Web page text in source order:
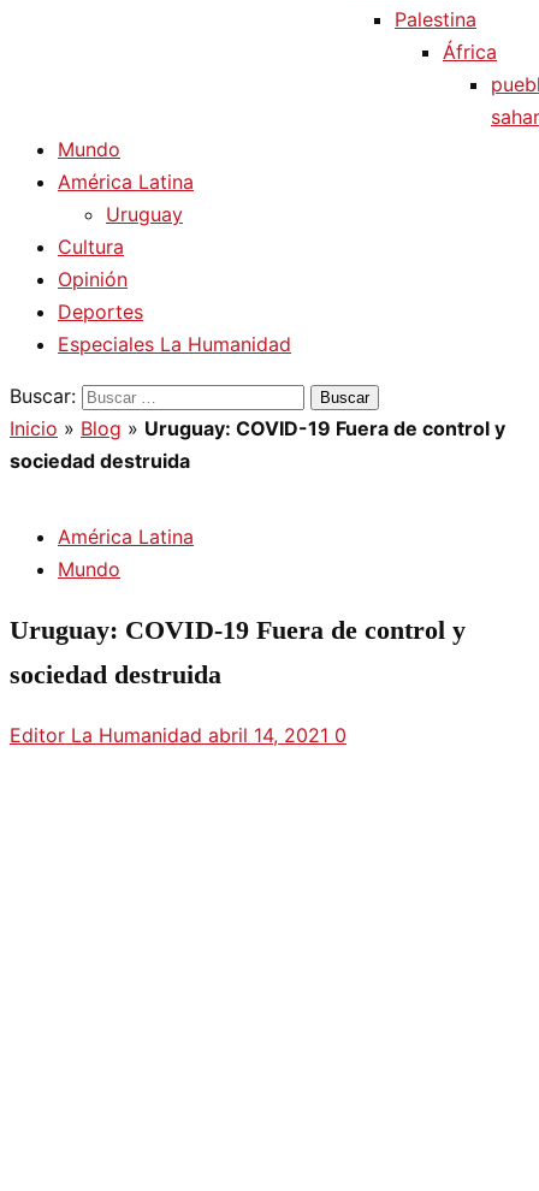
Palestina
África
Mundo
América Latina
Uruguay
Cultura
Opinión
Deportes
Especiales La Humanidad
Buscar:
Inicio » Blog » Uruguay: COVID-19 Fuera de control y
sociedad destruida
América Latina
Mundo
Uruguay: COVID-19 Fuera de control y
sociedad destruida
Editor La Humanidad abril 14, 2021 0